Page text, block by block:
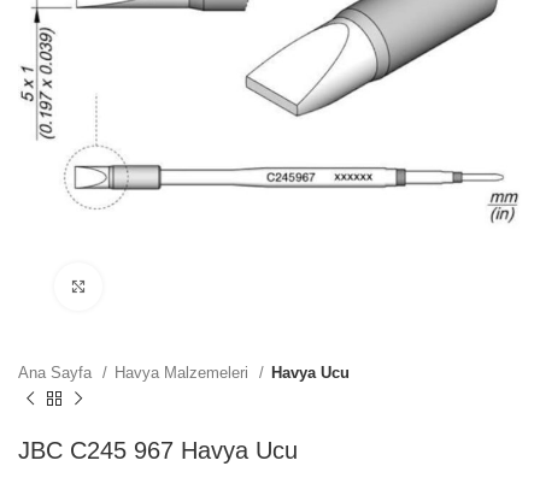
Ana Sayfa Havya Malzemeleri Havya Ucu
JBC C245 967 Havya Ucu